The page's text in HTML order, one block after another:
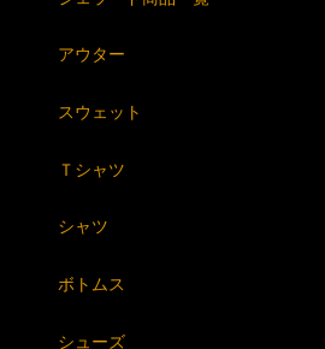
アウター
スウェット
Ｔシャツ
シャツ
ボトムス
シューズ